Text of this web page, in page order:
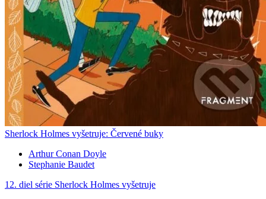
Sherlock Holmes vyšetruje: Červené buky
Arthur Conan Doyle
Stephanie Baudet
12. diel série Sherlock Holmes vyšetruje